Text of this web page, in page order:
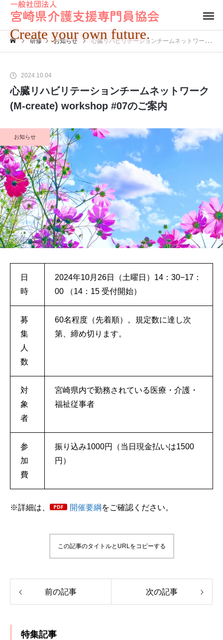
Create your own future.
研修 お知らせ 心臓リハビリテーションチームネットワーク(M-create) workshop #07のご案内
2024.10.04
心臓リハビリテーションチームネットワーク
(M-create) workshop #07のご案内
お知らせ
日
時
2024年10月26日（土曜日）14：30−17：
00 （14：15 受付開始）
募
集
人
数
60名程度（先着順）。規定数に達し次
第、締め切ります。
対
象
者
宮崎県内で勤務されている医療・介護・
福祉従事者
参
加
費
振り込み1000円（当日現金払いは1500
円）
※詳細は、 開催要綱 をご確認ください。
この記事のタイトルとURLをコピーする
前の記事 次の記事
特集記事